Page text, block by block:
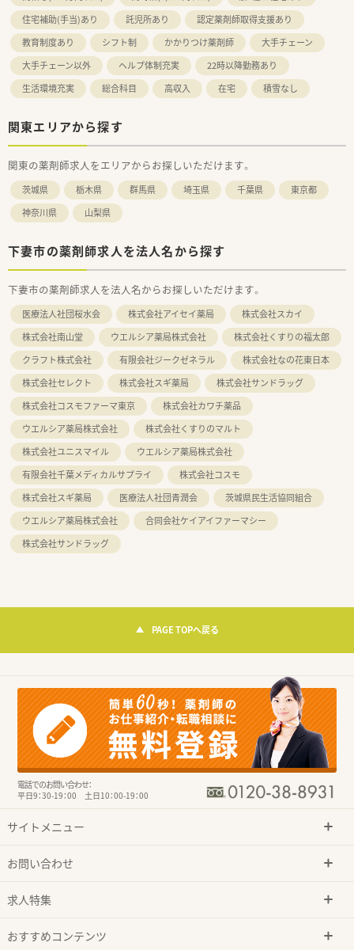
住宅補助(手当)あり
託児所あり
認定薬剤師取得支援あり
教育制度あり
シフト制 かかりつけ薬剤師
大手チェーン
大手チェーン以外
ヘルプ体制充実
22時以降勤務あり
生活環境充実
総合科目 高収入 在宅 積雪なし
関東エリアから探す
関東の薬剤師求人をエリアからお探しいただけます。
茨城県 栃木県 群馬県 埼玉県 千葉県
東京都
神奈川県
山梨県
下妻市の薬剤師求人を法人名から探す
下妻市の薬剤師求人を法人名からお探しいただけます。
医療法人社団桜水会 株式会社アイセイ薬局
株式会社スカイ
株式会社南山堂
ウエルシア薬局株式会社
株式会社くすりの福太郎
クラフト株式会社
有限会社ジークゼネラル
株式会社なの花東日本
株式会社セレクト
株式会社スギ薬局
株式会社サンドラッグ
株式会社コスモファーマ東京
株式会社カワチ薬品
ウエルシア薬局株式会社
株式会社くすりのマルト
株式会社ユニスマイル
ウエルシア薬局株式会社
有限会社千葉メディカルサプライ
株式会社コスモ
株式会社スギ薬局
医療法人社団青潤会
茨城県民生活協同組合
ウエルシア薬局株式会社
合同会社ケイアイファーマシー
株式会社サンドラッグ
PAGE TOPへ戻る
電話でのお問い合わせ：
平日9：30-19：00 土日10：00-19：00
サイトメニュー
お問い合わせ
求人特集
おすすめコンテンツ